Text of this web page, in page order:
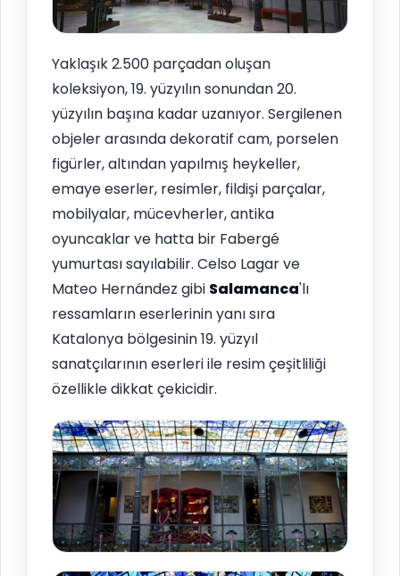
Yaklaşık 2.500 parçadan oluşan
koleksiyon, 19. yüzyılın sonundan 20.
yüzyılın başına kadar uzanıyor. Sergilenen
objeler arasında dekoratif cam, porselen
figürler, altından yapılmış heykeller,
emaye eserler, resimler, fildişi parçalar,
mobilyalar, mücevherler, antika
oyuncaklar ve hatta bir Fabergé
yumurtası sayılabilir. Celso Lagar ve
Mateo Hernández gibi Salamanca'lı
ressamların eserlerinin yanı sıra
Katalonya bölgesinin 19. yüzyıl
sanatçılarının eserleri ile resim çeşitliliği
özellikle dikkat çekicidir.